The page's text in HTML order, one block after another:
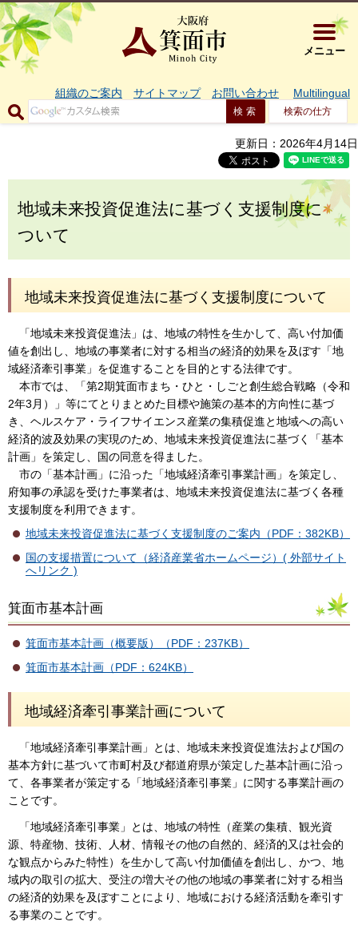
大阪府箕
メニュー
組織のご案内 サイトマップ お問い合わせ Multilingual
検索の仕方
更新日：2026年4月14日
地域未来投資促進法に基づく支援制度に
ついて
地域未来投資促進法に基づく支援制度について
「地域未来投資促進法」は、地域の特性を生かして、高い付加価
値を創出し、地域の事業者に対する相当の経済的効果を及ぼす「地
域経済牽引事業」を促進することを目的とする法律です。
本市では、「第2期箕面市まち・ひと・しごと創生総合戦略（令和
2年3月）」等にてとりまとめた目標や施策の基本的方向性に基づ
き、ヘルスケア・ライフサイエンス産業の集積促進と地域への高い
経済的波及効果の実現のため、地域未来投資促進法に基づく「基本
計画」を策定し、国の同意を得ました。
市の「基本計画」に沿った「地域経済牽引事業計画」を策定し、
府知事の承認を受けた事業者は、地域未来投資促進法に基づく各種
支援制度を利用できます。
地域未来投資促進法に基づく支援制度のご案内（PDF：382KB）
国の支援措置について（経済産業省ホームページ）( 外部サイト
へリンク )
箕面市基本計画
箕面市基本計画（概要版）（PDF：237KB）
箕面市基本計画（PDF：624KB）
地域経済牽引事業計画について
「地域経済牽引事業計画」とは、地域未来投資促進法および国の
基本方針に基づいて市町村及び都道府県が策定した基本計画に沿っ
て、各事業者が策定する「地域経済牽引事業」に関する事業計画の
ことです。
「地域経済牽引事業」とは、地域の特性（産業の集積、観光資
源、特産物、技術、人材、情報その他の自然的、経済的又は社会的
な観点からみた特性）を生かして高い付加価値を創出し、かつ、地
域内の取引の拡大、受注の増大その他の地域の事業者に対する相当
の経済的効果を及ぼすことにより、地域における経済活動を牽引す
る事業のことです。